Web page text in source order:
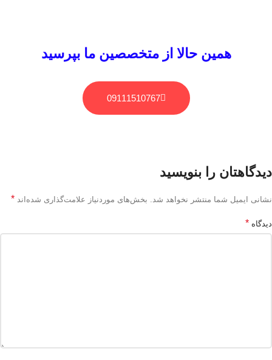
همین حالا از متخصصین ما بپرسید
09111510767
دیدگاهتان را بنویسید
نشانی ایمیل شما منتشر نخواهد شد. بخش‌های موردنیاز علامت‌گذاری شده‌اند *
دیدگاه *